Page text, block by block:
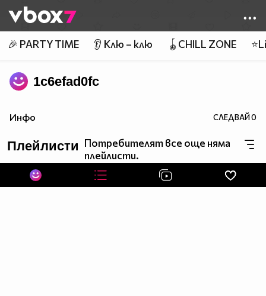
👾
🎉 PARTY TIME 👂 Клю – клю 🪀CHILL ZONE
1c6efad0fc
Инфо СЛЕДВАЙ0
Плейлисти Потребителят все още няма
плейлисти.